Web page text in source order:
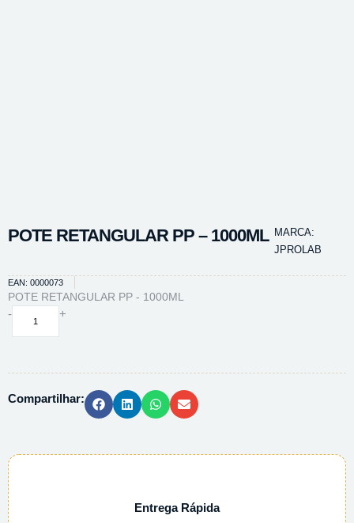
POTE RETANGULAR PP – 1000ML MARCA:
JPROLAB
EAN: 0000073
POTE RETANGULAR PP - 1000ML
-
POTE
quantidade
+
Compartilhar:
Entrega Rápida